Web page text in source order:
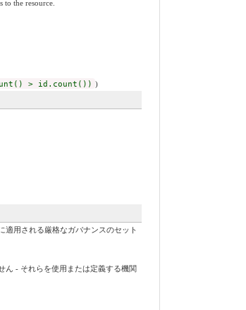
to the resource.
> id.count()) )
適用される厳格なガバナンスのセット
ん - それらを使用または定義する機関